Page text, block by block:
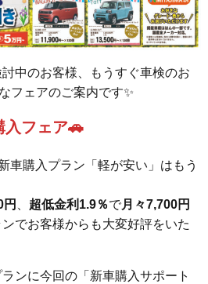
中のお客様、もうすぐ車検のお
フェアのご案内です✨
フェア🚗
車購入プラン「軽が安い」はもう
、 超低金利1.9％で月々7,700円
でお客様からも大変好評をいた
ンに今回の「新車購入サポート